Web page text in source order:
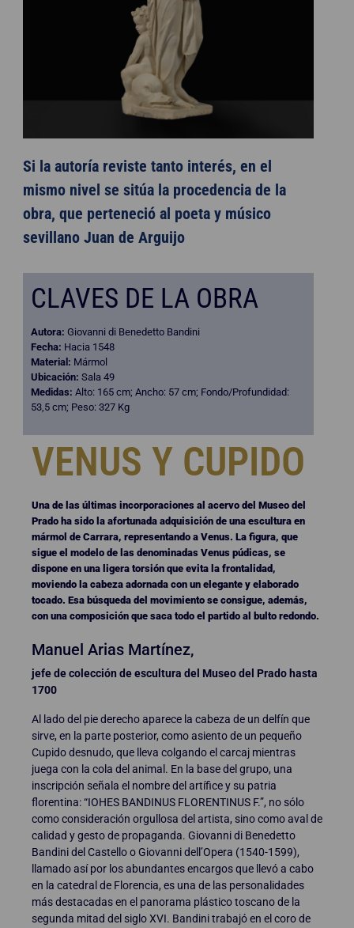
Si la autoría reviste tanto interés, en el
mismo nivel se sitúa la procedencia de la
obra, que perteneció al poeta y músico
sevillano Juan de Arguijo
CLAVES DE LA OBRA
Autora: Giovanni di Benedetto Bandini
Fecha: Hacia 1548
Material: Mármol
Ubicación: Sala 49
Medidas: Alto: 165 cm; Ancho: 57 cm; Fondo/Profundidad:
53,5 cm; Peso: 327 Kg
VENUS Y CUPIDO
Una de las últimas incorporaciones al acervo del Museo del
Prado ha sido la afortunada adquisición de una escultura en
mármol de Carrara, representando a Venus. La figura, que
sigue el modelo de las denominadas Venus púdicas, se
dispone en una ligera torsión que evita la frontalidad,
moviendo la cabeza adornada con un elegante y elaborado
tocado. Esa búsqueda del movimiento se consigue, además,
con una composición que saca todo el partido al bulto redondo.
Manuel Arias Martínez,
jefe de colección de escultura del Museo del Prado hasta
1700
Al lado del pie derecho aparece la cabeza de un delfín que
sirve, en la parte posterior, como asiento de un pequeño
Cupido desnudo, que lleva colgando el carcaj mientras
juega con la cola del animal. En la base del grupo, una
inscripción señala el nombre del artífice y su patria
florentina: “IOHES BANDINUS FLORENTINUS F.”, no sólo
como consideración orgullosa del artista, sino como aval de
calidad y gesto de propaganda. Giovanni di Benedetto
Bandini del Castello o Giovanni dell’Opera (1540-1599),
llamado así por los abundantes encargos que llevó a cabo
en la catedral de Florencia, es una de las personalidades
más destacadas en el panorama plástico toscano de la
segunda mitad del siglo XVI. Bandini trabajó en el coro de